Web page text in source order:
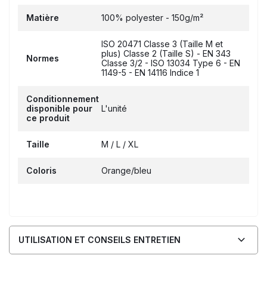
Matière 100% polyester - 150g/m²
Normes
ISO 20471 Classe 3 (Taille M et
plus) Classe 2 (Taille S) - EN 343
Classe 3/2 - ISO 13034 Type 6 - EN
1149-5 - EN 14116 Indice 1
Conditionnement
disponible pour
ce produit
L'unité
Taille M / L / XL
Coloris Orange/bleu
UTILISATION ET CONSEILS ENTRETIEN